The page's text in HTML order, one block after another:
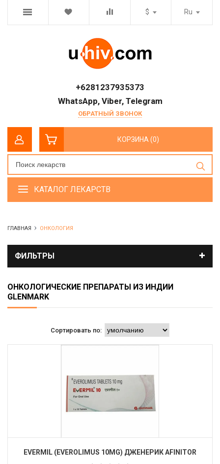
Ru
$
+6281237935373
WhatsApp, Viber, Telegram
ОБРАТНЫЙ ЗВОНОК
КОРЗИНА (0)
КАТАЛОГ ЛЕКАРСТВ
ГЛАВНАЯ ОНКОЛОГИЯ
ФИЛЬТРЫ
ОНКОЛОГИЧЕСКИЕ ПРЕПАРАТЫ ИЗ ИНДИИ
GLENMARK
Сортировать по:
EVERMIL (EVEROLIMUS 10MG) ДЖЕНЕРИК AFINITOR